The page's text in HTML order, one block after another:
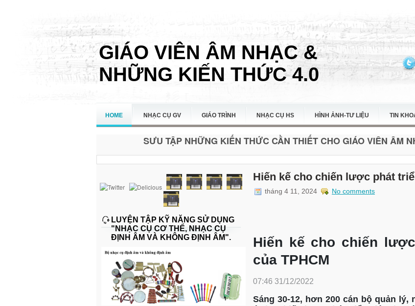
GIÁO VIÊN ÂM NHẠC &
NHỮNG KIẾN THỨC 4.0
HOME NHẠC CỤ GV GIÁO TRÌNH NHẠC CỤ HS HÌNH ẢNH-TƯ LIỆU TIN
SƯU TẬP NHỮNG KIẾN THỨC CẦN THIẾT CHO GIÁO VIÊN ÂM
LUYỆN TẬP KỸ NĂNG SỬ DỤNG
"NHẠC CỤ CƠ THỂ, NHẠC CỤ
ĐỊNH ÂM VÀ KHÔNG ĐỊNH ÂM".
Hiến kế cho chiến lược phát
tháng 4 11, 2024 No comments
Hiến kế cho chiến
của TPHCM
07:46 31/12/2022
Sáng 30-12, hơn 200 cán bộ quản lý,